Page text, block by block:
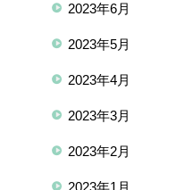
2023年6月
2023年5月
2023年4月
2023年3月
2023年2月
2023年1月